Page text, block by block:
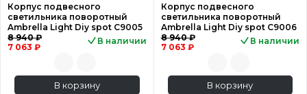
Корпус подвесного
светильника поворотный
Ambrella Light Diy spot C9005
8 940 ₽
7 063 ₽
В наличии
В корзину
Корпус подвесного
светильника поворотный
Ambrella Light Diy spot C9006
8 940 ₽
7 063 ₽
В наличии
В корзину